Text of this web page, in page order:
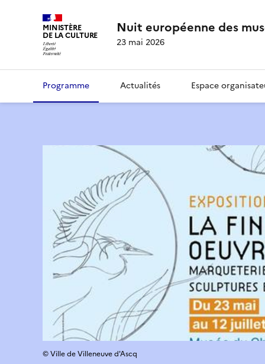
MINISTÈRE
DE LA CULTURE Nuit européenne des
23 mai 2026
Programme Actualités Espace
© Ville de Villeneuve d'Ascq